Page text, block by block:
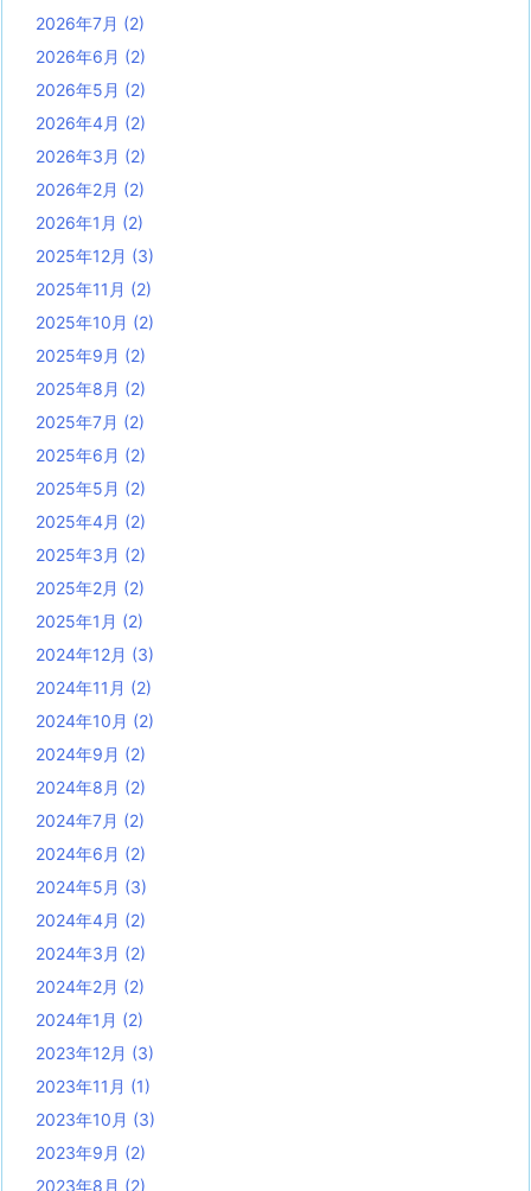
2026年7月 (2)
2026年6月 (2)
2026年5月 (2)
2026年4月 (2)
2026年3月 (2)
2026年2月 (2)
2026年1月 (2)
2025年12月 (3)
2025年11月 (2)
2025年10月 (2)
2025年9月 (2)
2025年8月 (2)
2025年7月 (2)
2025年6月 (2)
2025年5月 (2)
2025年4月 (2)
2025年3月 (2)
2025年2月 (2)
2025年1月 (2)
2024年12月 (3)
2024年11月 (2)
2024年10月 (2)
2024年9月 (2)
2024年8月 (2)
2024年7月 (2)
2024年6月 (2)
2024年5月 (3)
2024年4月 (2)
2024年3月 (2)
2024年2月 (2)
2024年1月 (2)
2023年12月 (3)
2023年11月 (1)
2023年10月 (3)
2023年9月 (2)
2023年8月 (2)